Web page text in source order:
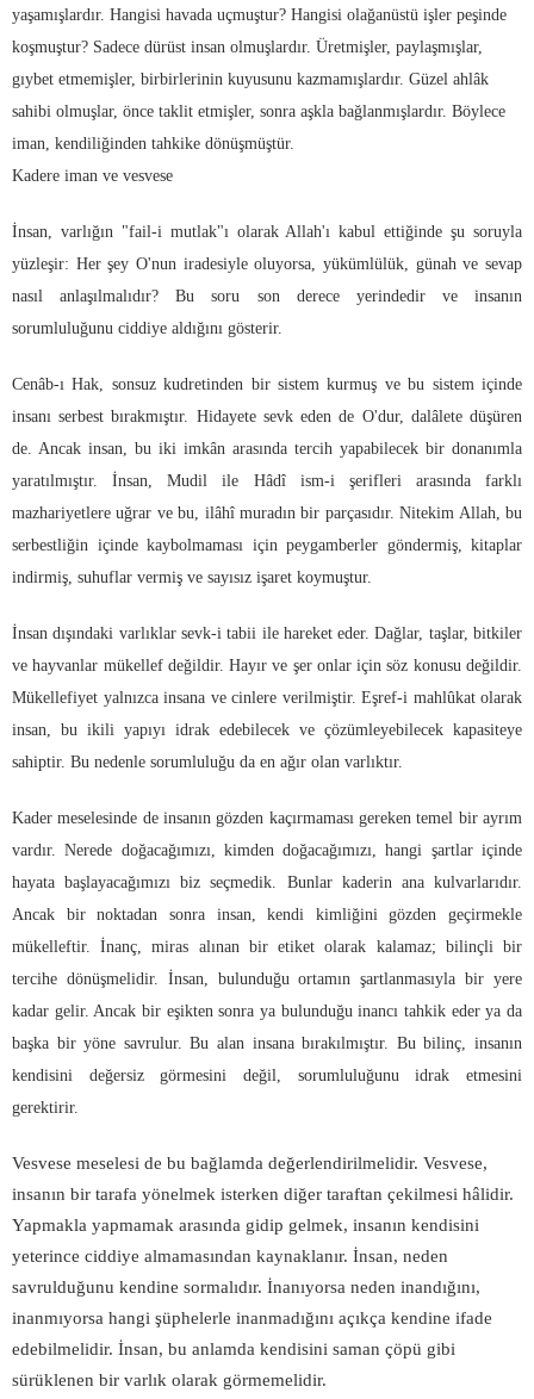
yaşamışlardır. Hangisi havada uçmuştur? Hangisi olağanüstü işler peşinde
koşmuştur? Sadece dürüst insan olmuşlardır. Üretmişler, paylaşmışlar,
gıybet etmemişler, birbirlerinin kuyusunu kazmamışlardır. Güzel ahlâk
sahibi olmuşlar, önce taklit etmişler, sonra aşkla bağlanmışlardır. Böylece
iman, kendiliğinden tahkike dönüşmüştür.
Kadere iman ve vesvese
İnsan, varlığın "fail-i mutlak"ı olarak Allah'ı kabul ettiğinde şu soruyla
yüzleşir: Her şey O'nun iradesiyle oluyorsa, yükümlülük, günah ve sevap
nasıl anlaşılmalıdır? Bu soru son derece yerindedir ve insanın
sorumluluğunu ciddiye aldığını gösterir.
Cenâb-ı Hak, sonsuz kudretinden bir sistem kurmuş ve bu sistem içinde
insanı serbest bırakmıştır. Hidayete sevk eden de O'dur, dalâlete düşüren
de. Ancak insan, bu iki imkân arasında tercih yapabilecek bir donanımla
yaratılmıştır. İnsan, Mudil ile Hâdî ism-i şerifleri arasında farklı
mazhariyetlere uğrar ve bu, ilâhî muradın bir parçasıdır. Nitekim Allah, bu
serbestliğin içinde kaybolmaması için peygamberler göndermiş, kitaplar
indirmiş, suhuflar vermiş ve sayısız işaret koymuştur.
İnsan dışındaki varlıklar sevk-i tabii ile hareket eder. Dağlar, taşlar, bitkiler
ve hayvanlar mükellef değildir. Hayır ve şer onlar için söz konusu değildir.
Mükellefiyet yalnızca insana ve cinlere verilmiştir. Eşref-i mahlûkat olarak
insan, bu ikili yapıyı idrak edebilecek ve çözümleyebilecek kapasiteye
sahiptir. Bu nedenle sorumluluğu da en ağır olan varlıktır.
Kader meselesinde de insanın gözden kaçırmaması gereken temel bir ayrım
vardır. Nerede doğacağımızı, kimden doğacağımızı, hangi şartlar içinde
hayata başlayacağımızı biz seçmedik. Bunlar kaderin ana kulvarlarıdır.
Ancak bir noktadan sonra insan, kendi kimliğini gözden geçirmekle
mükelleftir. İnanç, miras alınan bir etiket olarak kalamaz; bilinçli bir
tercihe dönüşmelidir. İnsan, bulunduğu ortamın şartlanmasıyla bir yere
kadar gelir. Ancak bir eşikten sonra ya bulunduğu inancı tahkik eder ya da
başka bir yöne savrulur. Bu alan insana bırakılmıştır. Bu bilinç, insanın
kendisini değersiz görmesini değil, sorumluluğunu idrak etmesini
gerektirir.
Vesvese meselesi de bu bağlamda değerlendirilmelidir. Vesvese,
insanın bir tarafa yönelmek isterken diğer taraftan çekilmesi hâlidir.
Yapmakla yapmamak arasında gidip gelmek, insanın kendisini
yeterince ciddiye almamasından kaynaklanır. İnsan, neden
savrulduğunu kendine sormalıdır. İnanıyorsa neden inandığını,
inanmıyorsa hangi şüphelerle inanmadığını açıkça kendine ifade
edebilmelidir. İnsan, bu anlamda kendisini saman çöpü gibi
sürüklenen bir varlık olarak görmemelidir.